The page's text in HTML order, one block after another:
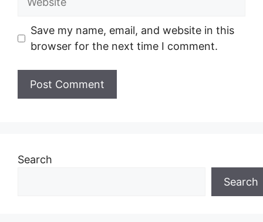
Save my name, email, and website in this
browser for the next time I comment.
Search
Search